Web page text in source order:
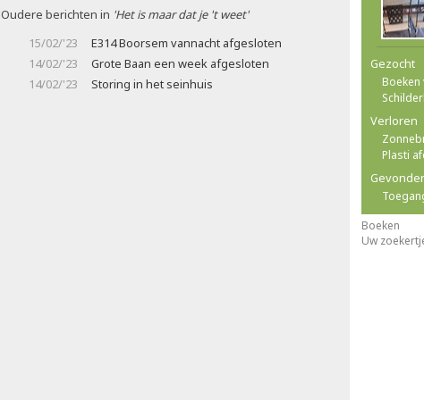
Oudere berichten in 'Het is maar dat je 't weet'
15/02/'23
E314 Boorsem vannacht afgesloten
14/02/'23
Grote Baan een week afgesloten
14/02/'23
Storing in het seinhuis
Gezocht
Boeken
Verloren
Plasti
Boeken
Uw